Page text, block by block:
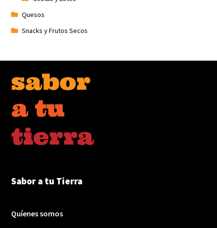
Quesos
Snacks y Frutos Secos
Sabor a tu Tierra
Quíenes somos